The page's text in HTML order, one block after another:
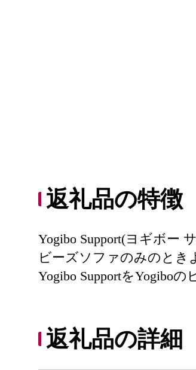
返礼品の特徴
Yogibo Support(ヨギボー
ビーズソファのみのとき
Yogibo SupportをYogibo
返礼品の詳細